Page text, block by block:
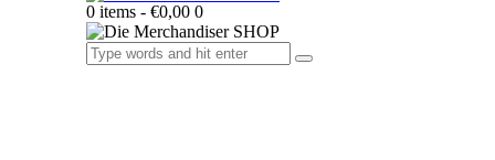
0 items - €0,00 0